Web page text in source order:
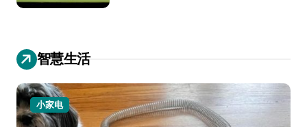
智慧生活
小家电